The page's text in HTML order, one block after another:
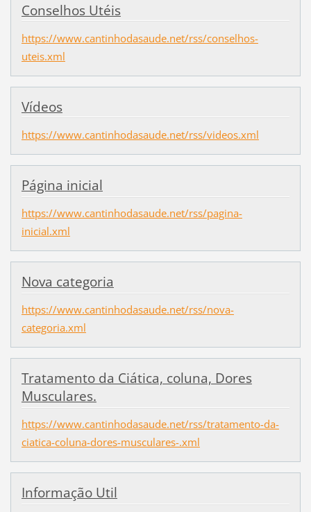
Conselhos Utéis
https://www.cantinhodasaude.net/rss/conselhos-
uteis.xml
Vídeos
https://www.cantinhodasaude.net/rss/videos.xml
Página inicial
https://www.cantinhodasaude.net/rss/pagina-
inicial.xml
Nova categoria
https://www.cantinhodasaude.net/rss/nova-
categoria.xml
Tratamento da Ciática, coluna, Dores
Musculares.
https://www.cantinhodasaude.net/rss/tratamento-da-
ciatica-coluna-dores-musculares-.xml
Informação Util